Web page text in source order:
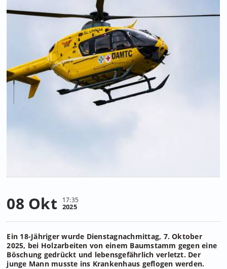
08 Okt 17:35
2025
Ein 18-Jähriger wurde Dienstagnachmittag, 7. Oktober
2025, bei Holzarbeiten von einem Baumstamm gegen eine
Böschung gedrückt und lebensgefährlich verletzt. Der
junge Mann musste ins Krankenhaus geflogen werden.